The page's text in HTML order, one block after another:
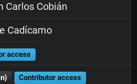
Carlos Cobián
Cadícamo
access
Contributor access